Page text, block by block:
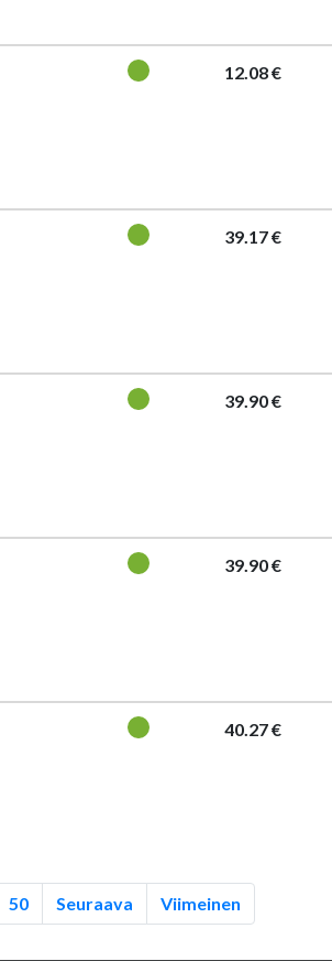
12.08 €
39.17 €
39.90 €
39.90 €
40.27 €
50 Seuraava Viimeinen